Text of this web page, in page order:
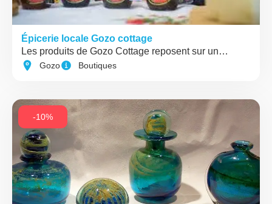
Épicerie locale Gozo cottage
Les produits de Gozo Cottage reposent sur un…
Gozo Boutiques
-10%